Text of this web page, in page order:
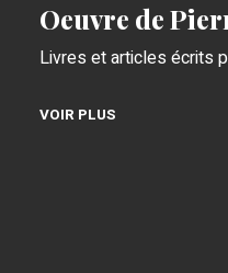
Oeuvre de
Livres et articles écrits
VOIR PLUS